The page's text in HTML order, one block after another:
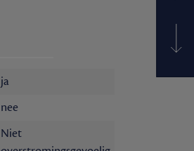
ja
nee
Niet